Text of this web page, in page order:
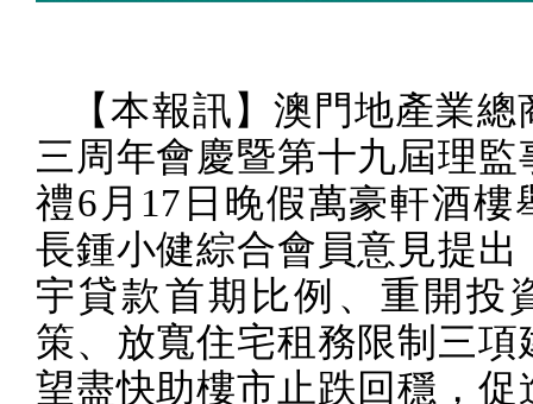
【本報訊】澳門地產業
三周年會慶暨第十九屆理監
禮6 月 17 日晚假萬豪軒酒樓
長鍾小健綜合會員意見提出
宇貸款首期比例、重開投
策、放寬住宅租務限制三項
望盡快助樓市止跌回穩，促